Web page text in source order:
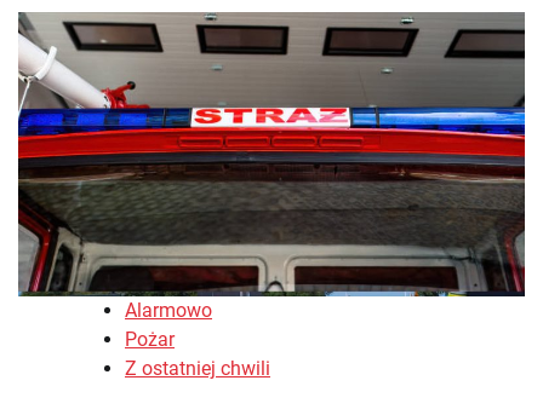
Alarmowo
Pożar
Z ostatniej chwili